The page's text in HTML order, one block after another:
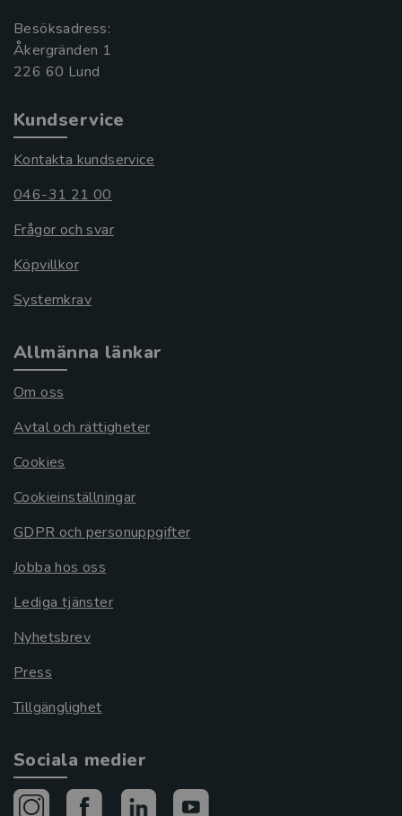
Besöksadress:
Åkergränden 1
Kundservice
Kontakta kundservice
046-31 21 00
Frågor och svar
Köpvillkor
Systemkrav
Allmänna länkar
Om oss
Avtal och rättigheter
Cookies
Cookieinställningar
GDPR och personuppgifter
Jobba hos oss
Lediga tjänster
Nyhetsbrev
Press
Tillgänglighet
Sociala medier